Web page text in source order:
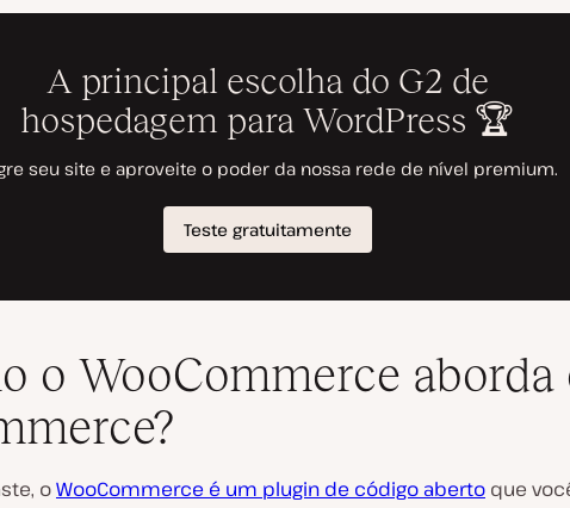
o WooCommerce aborda
oWooCommerce é um plugin de código aberto que